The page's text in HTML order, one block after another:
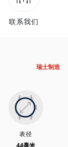
联系我们
瑞士制造
表径